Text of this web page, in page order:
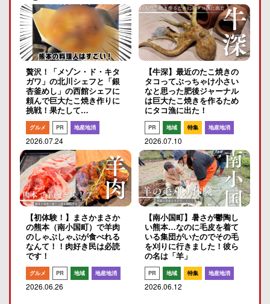
贅沢！「メゾン・ド・キタ
ガワ」の北川シェフと「銀
杏釜めし」の西館シェフに
頼んで巨大たこ焼き作りに
挑戦！果たして…
グルメ PR 地産地消
2026.07.24
【牛深】最近のたこ焼きの
タコってぶっちゃけ小さい
なと思った肥後ジャーナル
は巨大たこ焼きを作るため
にタコ漁に出た！
PR 地域 特集 地産地消
2026.07.10
【初体験！】まさかまさか
の熊本（南小国町）で羊肉
のしゃぶしゃぶが食べれる
なんて！！肉好き民は必読
です！
グルメ PR 地域 地産地消
2026.06.26
【南小国町】暑さが鬱陶し
い熊本…なのに毛皮を着て
いる集団がいたのでその毛
を刈りに行きました！彼ら
の名は「羊」
PR 地域 特集 地産地消
2026.06.12